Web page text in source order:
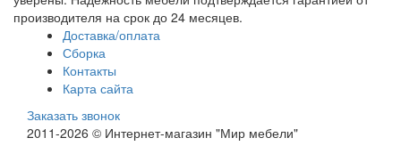
производителя на срок до 24 месяцев.
Доставка/оплата
Сборка
Контакты
Карта сайта
Заказать звонок
2011-2026 © Интернет-магазин "Мир мебели"